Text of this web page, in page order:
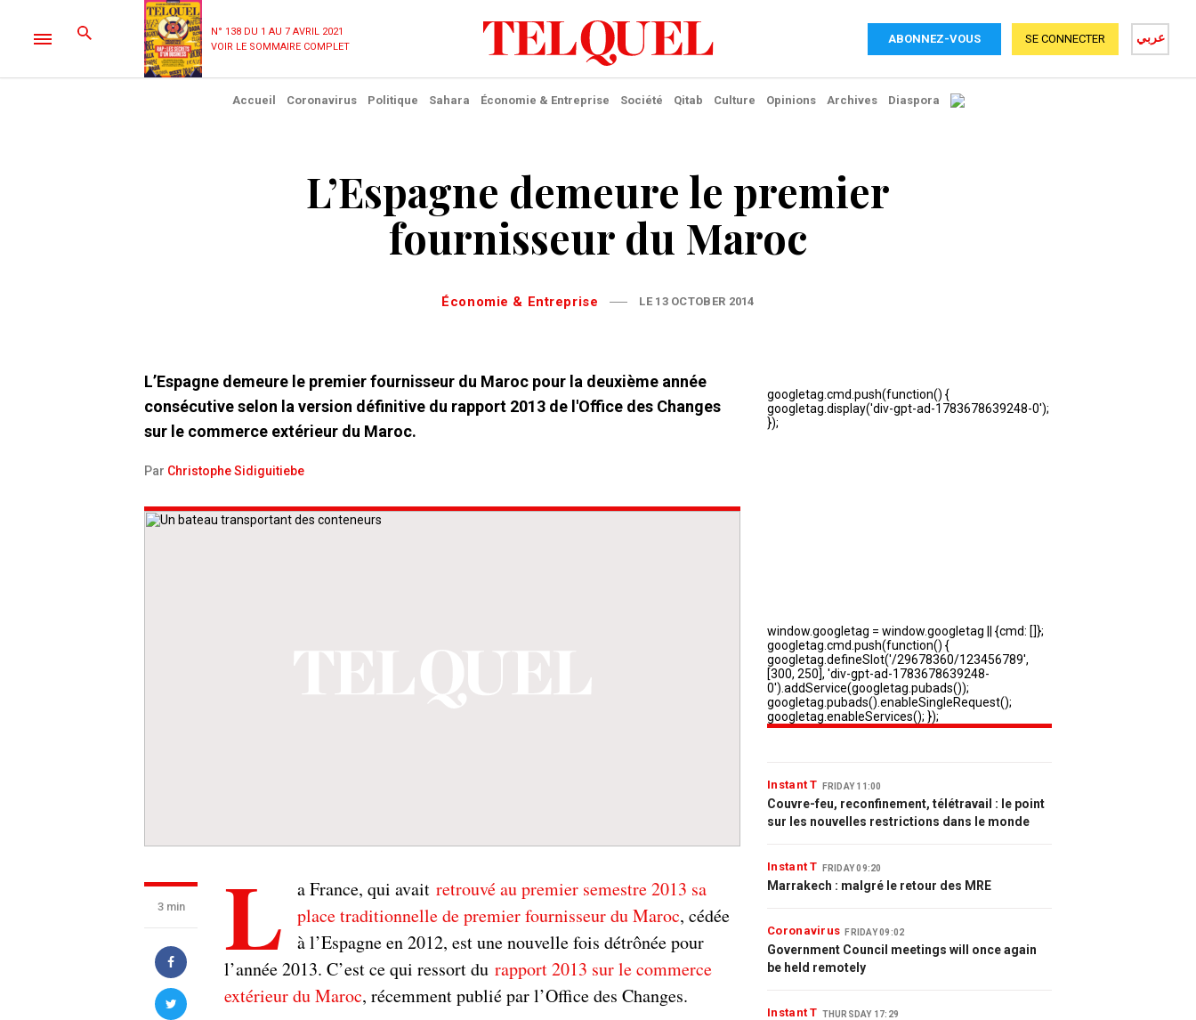
N° 138 DU 1 AU 7 AVRIL 2021
VOIR LE SOMMAIRE COMPLET
ABONNEZ-VOUS عربي SE CONNECTER
Accueil Coronavirus Politique Sahara Économie & Entreprise Société Qitab Culture Opinions Archives Diaspora
L’Espagne demeure le premier
fournisseur du Maroc
Économie & Entreprise LE 13 OCTOBER 2014
L’Espagne demeure le premier fournisseur du Maroc pour la deuxième année
consécutive selon la version définitive du rapport 2013 de l'Office des Changes
sur le commerce extérieur du Maroc.
Par Christophe Sidiguitiebe
3 min L a France, qui avait retrouvé au premier semestre 2013 sa
place traditionnelle de premier fournisseur du Maroc, cédée
à l’Espagne en 2012, est une nouvelle fois détrônée pour
l’année 2013. C’est ce qui ressort du rapport 2013 sur le commerce
extérieur du Maroc, récemment publié par l’Office des Changes.
Instant T FRIDAY 11:00
Couvre-feu, reconfinement, télétravail : le point
sur les nouvelles restrictions dans le monde
Instant T FRIDAY 09:20
Marrakech : malgré le retour des MRE
Coronavirus FRIDAY 09:02
Government Council meetings will once again
be held remotely
Instant T THURSDAY 17:29